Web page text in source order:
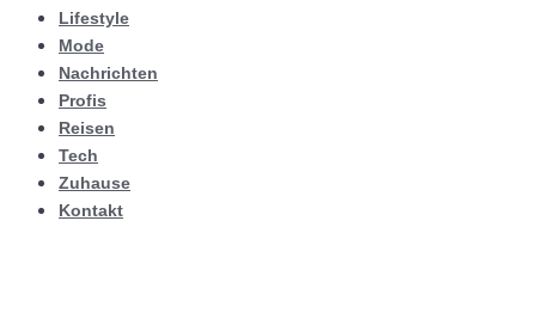
Lifestyle
Mode
Nachrichten
Profis
Reisen
Tech
Zuhause
Kontakt